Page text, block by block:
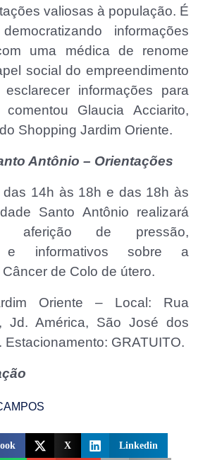
valiosas à população. É
informações
uma médica de renome
social do empreendimento
informações para
comentou Glaucia Acciarito,
Shopping Jardim Oriente.
Antônio – Orientações
das 14h às 18h e das 18h às
Santo Antônio realizará
aferição de pressão,
e informativos sobre a
de Colo de útero.
Oriente – Local: Rua
Jd. América, São José dos
Estacionamento: GRATUITO.
X Linkedin